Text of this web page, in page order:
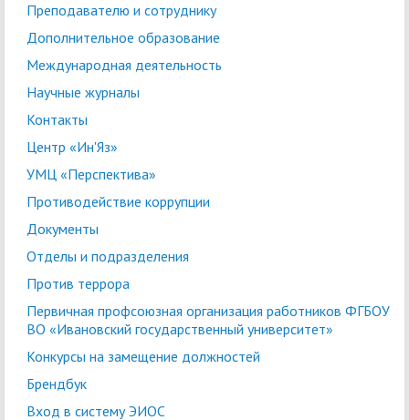
Преподавателю и сотруднику
Дополнительное образование
Международная деятельность
Научные журналы
Контакты
Центр «Ин'Яз»
УМЦ «Перспектива»
Противодействие коррупции
Документы
Отделы и подразделения
Против террора
Первичная профсоюзная организация работников ФГБОУ
ВО «Ивановский государственный университет»
Конкурсы на замещение должностей
Брендбук
Вход в систему ЭИОС